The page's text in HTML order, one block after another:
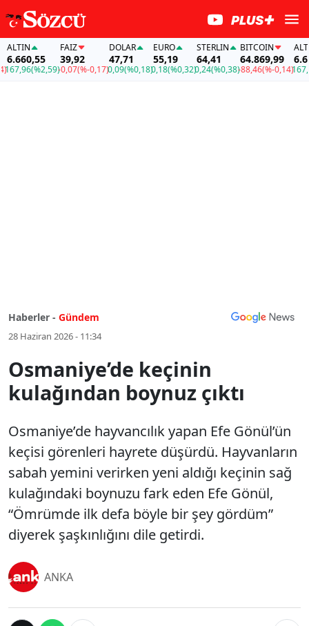
(%2,59)
FAİZ
39,92
-0,07(%-0,17)
DOLAR
47,71
0,09(%0,18)
EURO
55,19
0,18(%0,32)
STERLIN
64,41
0,24(%0,38)
BITCOIN
64.869,99
-88,46(%-0,14)
ALTIN
167,96
Haberler - Gündem
28 Haziran 2026 - 11:34
Osmaniye’de keçinin
kulağından boynuz çıktı
Osmaniye’de hayvancılık yapan Efe Gönül’ün
keçisi görenleri hayrete düşürdü. Hayvanların
sabah yemini verirken yeni aldığı keçinin sağ
kulağındaki boynuzu fark eden Efe Gönül,
“Ömrümde ilk defa böyle bir şey gördüm”
diyerek şaşkınlığını dile getirdi.
ANKA